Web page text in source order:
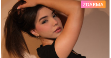
ZDARMA